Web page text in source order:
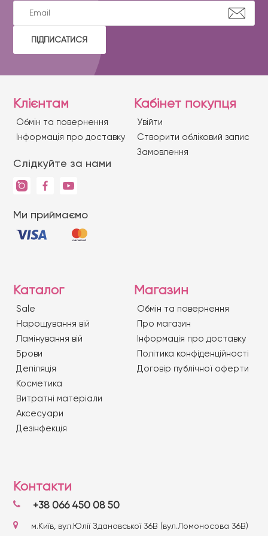
ПІДПИСАТИСЯ
Клієнтам
Обмін та повернення
Iнформація про доставку
Слідкуйте за нами
Ми приймаємо
Кабінет покупця
Увійти
Створити обліковий запис
Замовлення
Каталог
Sale
Нарощування вій
Ламінування вій
Брови
Депіляція
Косметика
Витратні матеріали
Аксесуари
Дезінфекція
Магазин
Обмін та повернення
Про магазин
Iнформація про доставку
Політика конфіденційності
Договір публічної оферти
Контакти
+38 066 450 08 50
м.Київ, вул.Юлії Здановської 36В (вул.Ломоносова 36В)